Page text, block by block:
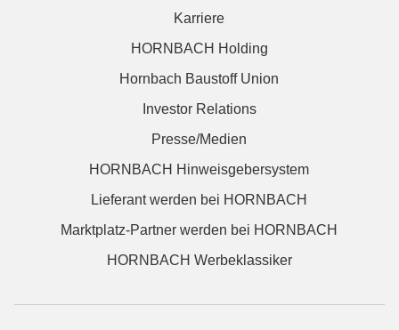
Karriere
HORNBACH Holding
Hornbach Baustoff Union
Investor Relations
Presse/Medien
HORNBACH Hinweisgebersystem
Lieferant werden bei HORNBACH
Marktplatz-Partner werden bei HORNBACH
HORNBACH Werbeklassiker